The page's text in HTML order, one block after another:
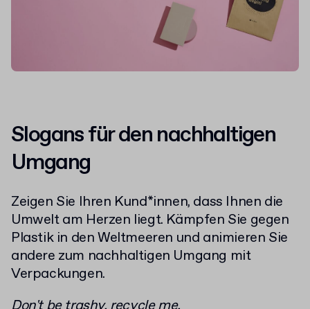
Slogans für den nachhaltigen
Umgang
Zeigen Sie Ihren Kund*innen, dass Ihnen die
Umwelt am Herzen liegt. Kämpfen Sie gegen
Plastik in den Weltmeeren und animieren Sie
andere zum nachhaltigen Umgang mit
Verpackungen.